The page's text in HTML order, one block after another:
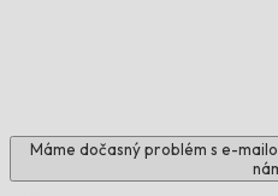
Máme dočasný problém s e-